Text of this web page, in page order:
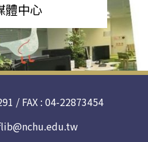
體中心
/ FAX : 04-22873454